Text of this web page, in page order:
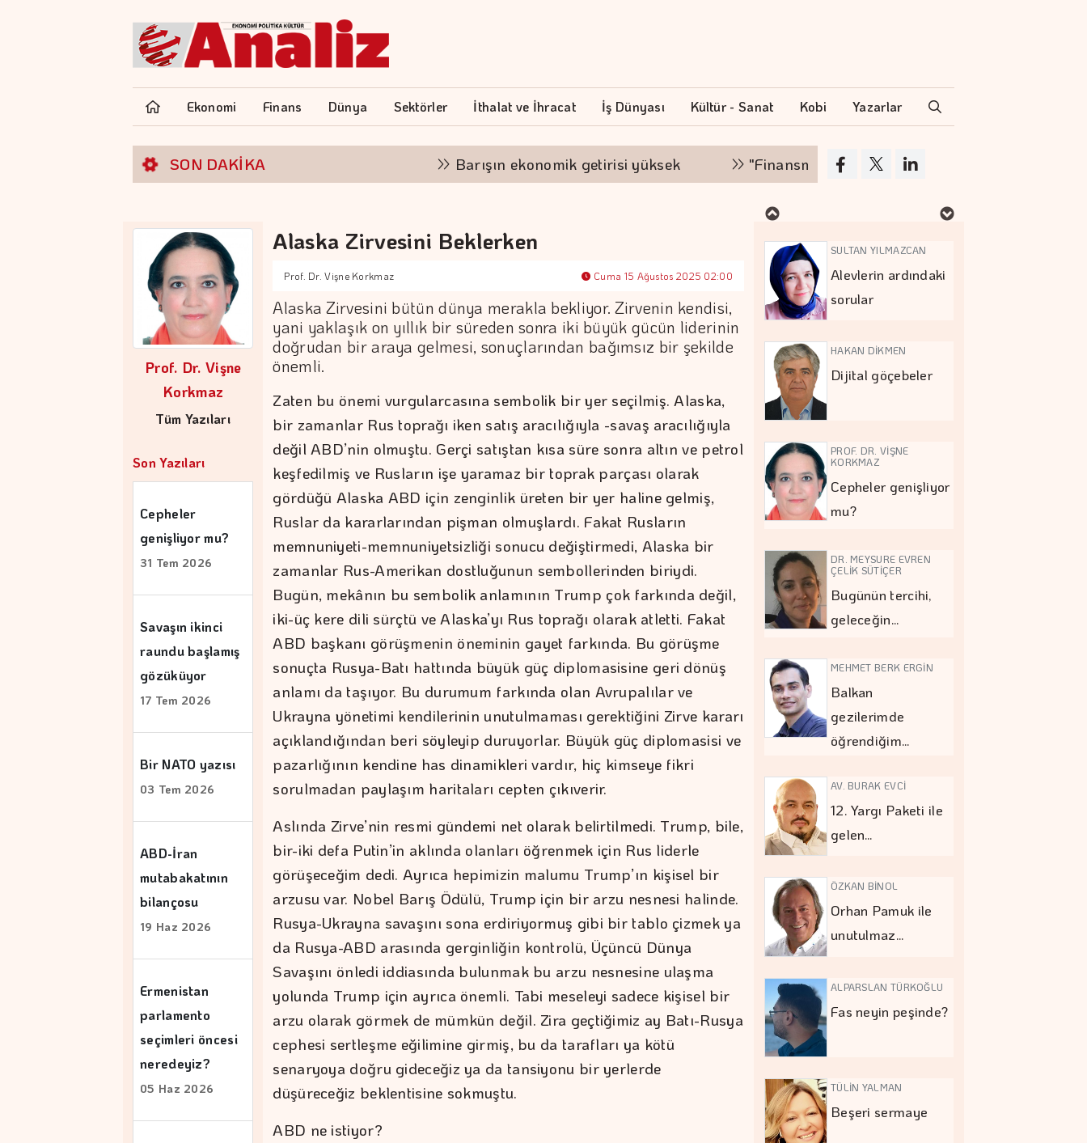
Ekonomi Finans Dünya Sektörler İthalat ve İhracat İş Dünyası Kültür - Sanat Kobi Yazarlar
SON DAKİKA Barışın ekonomik getirisi yüksek "Finansman zinciri kırılırsa üretim zinciri de durur"
Prof. Dr. Vişne
Korkmaz
Tüm Yazıları
Son Yazıları
Cepheler
genişliyor mu?
31 Tem 2026
Savaşın ikinci
raundu başlamış
gözüküyor
17 Tem 2026
Bir NATO yazısı
03 Tem 2026
ABD-İran
mutabakatının
bilançosu
19 Haz 2026
Ermenistan
parlamento
seçimleri öncesi
neredeyiz?
05 Haz 2026
Alaska Zirvesini Beklerken
Prof. Dr. Vişne Korkmaz Cuma 15 Ağustos 2025 02:00
Alaska Zirvesini bütün dünya merakla bekliyor. Zirvenin kendisi,
yani yaklaşık on yıllık bir süreden sonra iki büyük gücün liderinin
doğrudan bir araya gelmesi, sonuçlarından bağımsız bir şekilde
önemli.
Zaten bu önemi vurgularcasına sembolik bir yer seçilmiş. Alaska,
bir zamanlar Rus toprağı iken satış aracılığıyla -savaş aracılığıyla
değil ABD’nin olmuştu. Gerçi satıştan kısa süre sonra altın ve petrol
keşfedilmiş ve Rusların işe yaramaz bir toprak parçası olarak
gördüğü Alaska ABD için zenginlik üreten bir yer haline gelmiş,
Ruslar da kararlarından pişman olmuşlardı. Fakat Rusların
memnuniyeti-memnuniyetsizliği sonucu değiştirmedi, Alaska bir
zamanlar Rus-Amerikan dostluğunun sembollerinden biriydi.
Bugün, mekânın bu sembolik anlamının Trump çok farkında değil,
iki-üç kere dili sürçtü ve Alaska’yı Rus toprağı olarak atletti. Fakat
ABD başkanı görüşmenin öneminin gayet farkında. Bu görüşme
sonuçta Rusya-Batı hattında büyük güç diplomasisine geri dönüş
anlamı da taşıyor. Bu durumum farkında olan Avrupalılar ve
Ukrayna yönetimi kendilerinin unutulmaması gerektiğini Zirve kararı
açıklandığından beri söyleyip duruyorlar. Büyük güç diplomasisi ve
pazarlığının kendine has dinamikleri vardır, hiç kimseye fikri
sorulmadan paylaşım haritaları cepten çıkıverir.
Aslında Zirve’nin resmi gündemi net olarak belirtilmedi. Trump, bile,
bir-iki defa Putin’in aklında olanları öğrenmek için Rus liderle
görüşeceğim dedi. Ayrıca hepimizin malumu Trump’ın kişisel bir
arzusu var. Nobel Barış Ödülü, Trump için bir arzu nesnesi halinde.
Rusya-Ukrayna savaşını sona erdiriyormuş gibi bir tablo çizmek ya
da Rusya-ABD arasında gerginliğin kontrolü, Üçüncü Dünya
Savaşını önledi iddiasında bulunmak bu arzu nesnesine ulaşma
yolunda Trump için ayrıca önemli. Tabi meseleyi sadece kişisel bir
arzu olarak görmek de mümkün değil. Zira geçtiğimiz ay Batı-Rusya
cephesi sertleşme eğilimine girmiş, bu da tarafları ya kötü
senaryoya doğru gideceğiz ya da tansiyonu bir yerlerde
düşüreceğiz beklentisine sokmuştu.
ABD ne istiyor?
rafları arasında…
Aç kalan sadece
SULTAN YILMAZCAN
Alevlerin ardındaki
sorular
HAKAN DİKMEN
Dijital göçebeler
PROF. DR. VİŞNE
KORKMAZ
Cepheler genişliyor
mu?
DR. MEYSURE EVREN
ÇELİK SÜTİÇER
Bugünün tercihi,
geleceğin…
MEHMET BERK ERGİN
Balkan
gezilerimde
öğrendiğim…
AV. BURAK EVCİ
12. Yargı Paketi ile
gelen…
ÖZKAN BİNOL
Orhan Pamuk ile
unutulmaz…
ALPARSLAN TÜRKOĞLU
Fas neyin peşinde?
TÜLİN YALMAN
Beşeri sermaye